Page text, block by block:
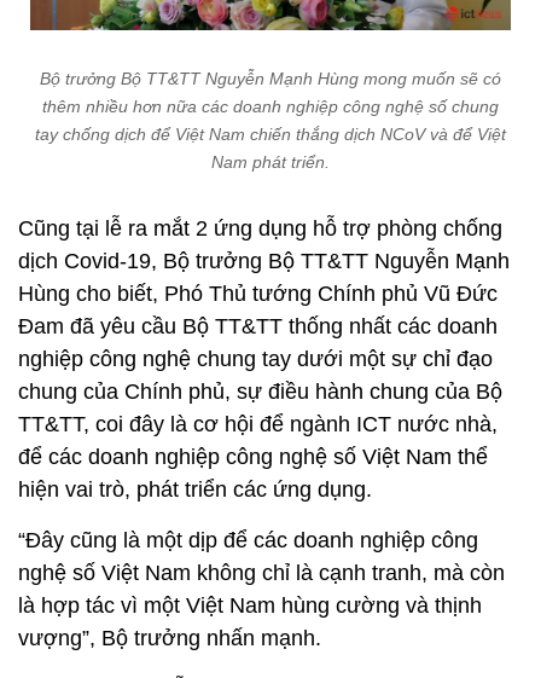
Bộ trưởng Bộ TT&TT Nguyễn Mạnh Hùng mong muốn sẽ có
thêm nhiều hơn nữa các doanh nghiệp công nghệ số chung
tay chống dịch để Việt Nam chiến thắng dịch NCoV và để Việt
Nam phát triển.
Cũng tại lễ ra mắt 2 ứng dụng hỗ trợ phòng chống
dịch Covid-19, Bộ trưởng Bộ TT&TT Nguyễn Mạnh
Hùng cho biết, Phó Thủ tướng Chính phủ Vũ Đức
Đam đã yêu cầu Bộ TT&TT thống nhất các doanh
nghiệp công nghệ chung tay dưới một sự chỉ đạo
chung của Chính phủ, sự điều hành chung của Bộ
TT&TT, coi đây là cơ hội để ngành ICT nước nhà,
để các doanh nghiệp công nghệ số Việt Nam thể
hiện vai trò, phát triển các ứng dụng.
“Đây cũng là một dịp để các doanh nghiệp công
nghệ số Việt Nam không chỉ là cạnh tranh, mà còn
là hợp tác vì một Việt Nam hùng cường và thịnh
vượng”, Bộ trưởng nhấn mạnh.